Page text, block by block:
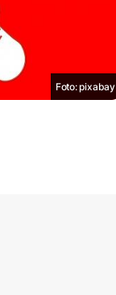
Foto: pixabay